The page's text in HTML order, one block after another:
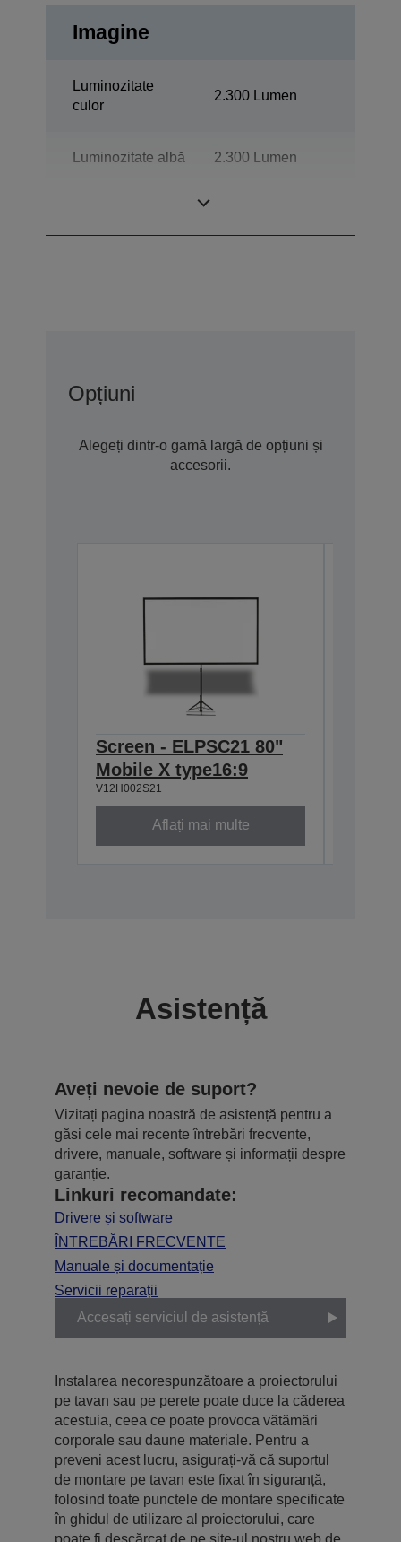
Imagine
Luminozitate
culor
2.300 Lumen
Luminozitate albă 2.300 Lumen
Opțiuni
Alegeți dintr-o gamă largă de opțiuni și
accesorii.
Screen - ELPSC21 80"
Mobile X type16:9
V12H002S21
Aflați mai multe
Asistență
Aveți nevoie de suport?
Vizitați pagina noastră de asistență pentru a
găsi cele mai recente întrebări frecvente,
drivere, manuale, software și informații despre
garanție.
Linkuri recomandate:
Drivere și software
ÎNTREBĂRI FRECVENTE
Manuale și documentație
Servicii reparații
Accesați serviciul de asistență
Instalarea necorespunzătoare a proiectorului
pe tavan sau pe perete poate duce la căderea
acestuia, ceea ce poate provoca vătămări
corporale sau daune materiale. Pentru a
preveni acest lucru, asigurați-vă că suportul
de montare pe tavan este fixat în siguranță,
folosind toate punctele de montare specificate
în ghidul de utilizare al proiectorului, care
poate fi descărcat de pe site-ul nostru web de